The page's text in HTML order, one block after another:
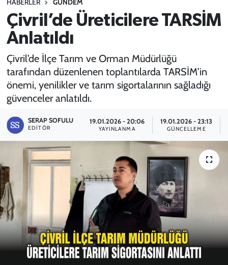
HABERLER GÜNDEM
Çivril’de Üreticilere TARSİM
Anlatıldı
Çivril’de İlçe Tarım ve Orman Müdürlüğü
tarafından düzenlenen toplantılarda TARSİM’in
önemi, yenilikler ve tarım sigortalarının sağladığı
güvenceler anlatıldı.
SERAP SOFULU
EDITÖR
19.01.2026 - 20:06
YAYINLANMA
19.01.2026 - 23:13
GÜNCELLEME
SPOR
TEKNOLOJİ
YAŞAM